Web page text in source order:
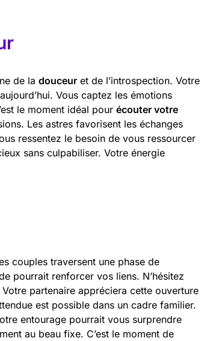
de la douceur et de l’introspection. Votre
Vous captez les émotions
le moment idéal pour écouter votre
Les astres favorisent les échanges
ressentez le besoin de vous ressourcer
sans culpabiliser. Votre énergie
couples traversent une phase de
pourrait renforcer vos liens. N’hésitez
partenaire appréciera cette ouverture
est possible dans un cadre familier.
entourage pourrait vous surprendre
au beau fixe. C’est le moment de